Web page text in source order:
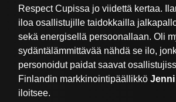
Respect Cupissa jo viidettä kertaa.
iloa osallistujille taidokkailla
sekä energisellä persoonallaan. Oli
sydäntälämmittävää nähdä se ilo,
personoidut paidat saavat
Finlandin markkinointipäällikkö
iloitsee.